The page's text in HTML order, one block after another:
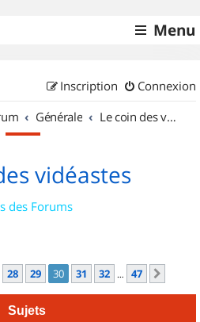
Menu
Connexion
Inscription
Générale Le coin des vidéastes
vidéastes
des Forums
47
28 29 30 31 32 … 47
Sujets